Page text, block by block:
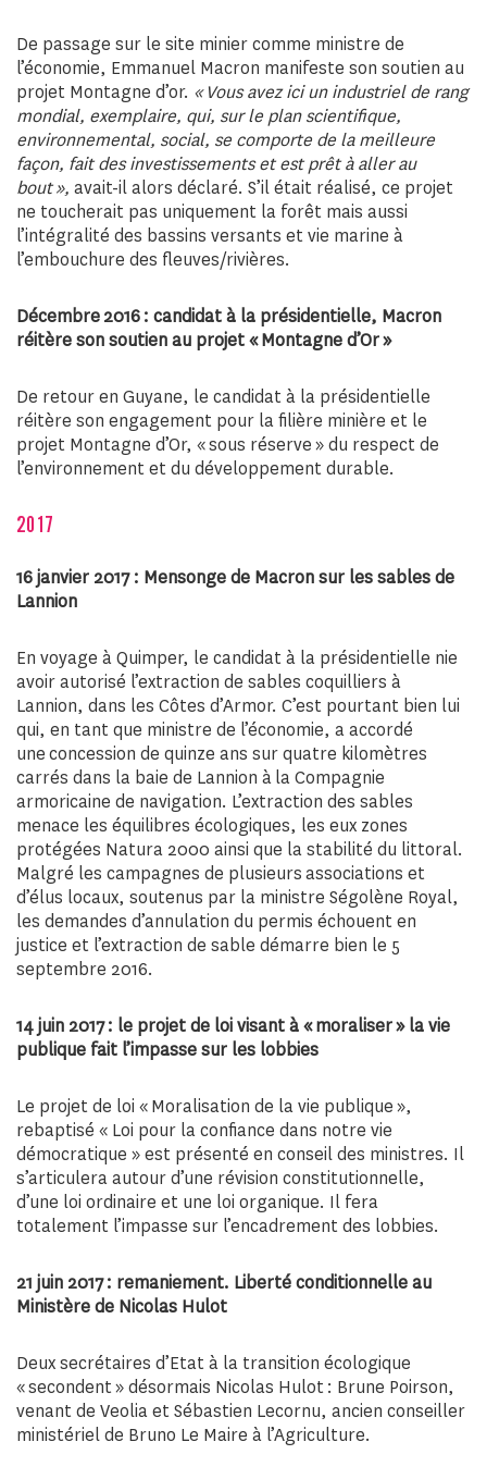
De passage sur le site minier comme ministre de
l’économie, Emmanuel Macron manifeste son soutien au
projet Montagne d’or. « Vous avez ici un industriel de rang
mondial, exemplaire, qui, sur le plan scientifique,
environnemental, social, se comporte de la meilleure
façon, fait des investissements et est prêt à aller au
bout », avait-il alors déclaré. S’il était réalisé, ce projet
ne toucherait pas uniquement la forêt mais aussi
l’intégralité des bassins versants et vie marine à
l’embouchure des fleuves/rivières.
Décembre 2016 : candidat à la présidentielle, Macron
réitère son soutien au projet « Montagne d’Or »
De retour en Guyane, le candidat à la présidentielle
réitère son engagement pour la filière minière et le
projet Montagne d’Or, « sous réserve » du respect de
l’environnement et du développement durable.
2017
16 janvier 2017 : Mensonge de Macron sur les sables de
Lannion
En voyage à Quimper, le candidat à la présidentielle nie
avoir autorisé l’extraction de sables coquilliers à
Lannion, dans les Côtes d’Armor. C’est pourtant bien lui
qui, en tant que ministre de l’économie, a accordé
une concession de quinze ans sur quatre kilomètres
carrés dans la baie de Lannion à la Compagnie
armoricaine de navigation. L’extraction des sables
menace les équilibres écologiques, les eux zones
protégées Natura 2000 ainsi que la stabilité du littoral.
Malgré les campagnes de plusieurs associations et
d’élus locaux, soutenus par la ministre Ségolène Royal,
les demandes d’annulation du permis échouent en
justice et l’extraction de sable démarre bien le 5
septembre 2016.
14 juin 2017 : le projet de loi visant à « moraliser » la vie
publique fait l’impasse sur les lobbies
Le projet de loi « Moralisation de la vie publique »,
rebaptisé « Loi pour la confiance dans notre vie
démocratique » est présenté en conseil des ministres. Il
s’articulera autour d’une révision constitutionnelle,
d’une loi ordinaire et une loi organique. Il fera
totalement l’impasse sur l’encadrement des lobbies.
21 juin 2017 : remaniement. Liberté conditionnelle au
Ministère de Nicolas Hulot
Deux secrétaires d’Etat à la transition écologique
« secondent » désormais Nicolas Hulot : Brune Poirson,
venant de Veolia et Sébastien Lecornu, ancien conseiller
ministériel de Bruno Le Maire à l’Agriculture.